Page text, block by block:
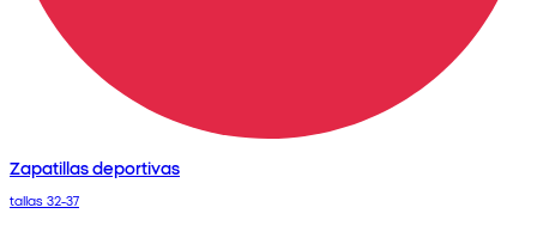
Zapatillas deportivas
tallas 32-37